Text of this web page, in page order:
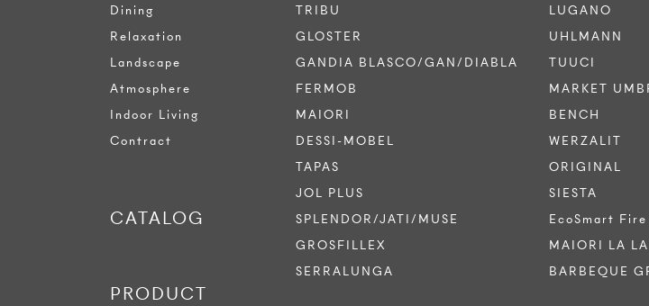
Dining
Relaxation
Landscape
Atmosphere
Indoor Living
Contract
CATALOG
PRODUCT
TRIBU
GLOSTER
GANDIA BLASCO/GAN/DIABLA
FERMOB
MAIORI
DESSI-MOBEL
TAPAS
JOL PLUS
SPLENDOR/JATI/MUSE
GROSFILLEX
SERRALUNGA
LUGANO
UHLMANN
TUUCI
MARKET
BENCH
WERZALIT
ORIGINAL
SIESTA
EcoSmart Fire
MAIORI LA
BARBEQUE